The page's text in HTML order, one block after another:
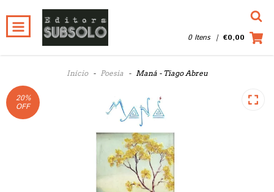
0 Itens | €0,00
Início - Poesia - Maná - Tiago Abreu
20%
OFF